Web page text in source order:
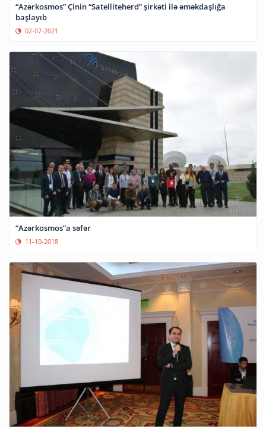
“Azərkosmos” Çinin “Satelliteherd” şirkəti ilə əməkdaşlığa
başlayıb
02-07-2021
“Azərkosmos”a səfər
11-10-2018